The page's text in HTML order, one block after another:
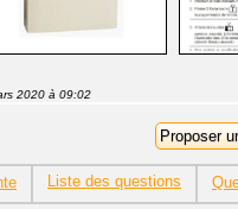
2020 à 09:02
Liste des questions